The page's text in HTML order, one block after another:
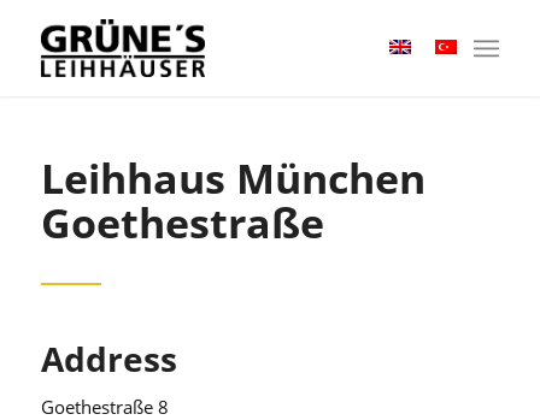
Leihhaus München
Goethestraße
Address
Goethestraße 8